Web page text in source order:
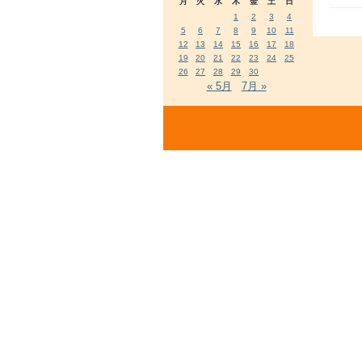
1
2 3
4
5
6 7 8 9 10
11
12
13 14 15 16 17
18
19
20 21 22 23 24
25
26
27 28 29 30
« 5月 7月 »